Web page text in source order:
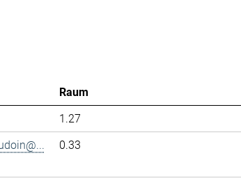
Raum
1.27
0.33